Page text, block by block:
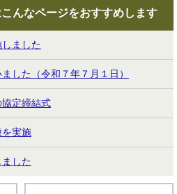
こんなページをおすすめします
ました
した（令和７年７月１日）
定締結式
実施
した